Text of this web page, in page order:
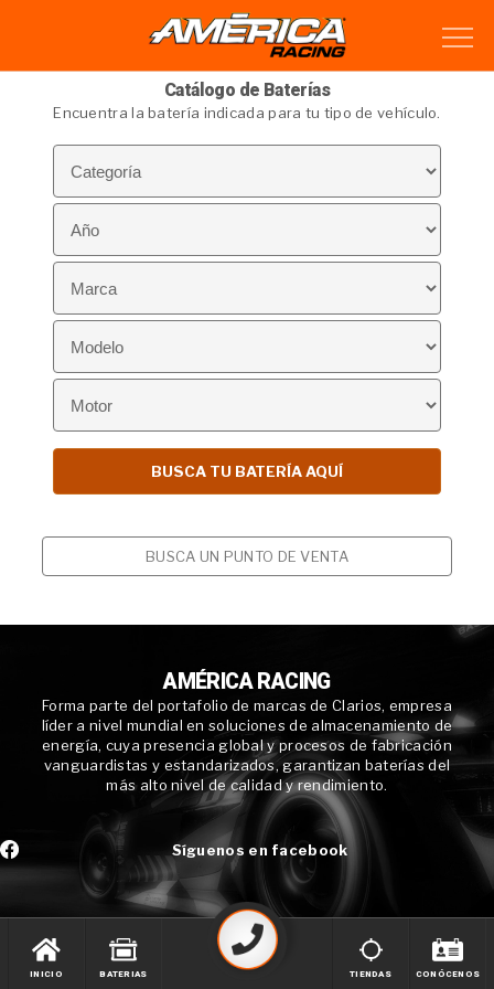
Catálogo de Baterías
Encuentra la batería indicada para tu tipo de vehículo.
BUSCA UN PUNTO DE VENTA
AMÉRICA RACING
Forma parte del portafolio de marcas de Clarios, empresa
líder a nivel mundial en soluciones de almacenamiento de
energía, cuya presencia global y procesos de fabricación
vanguardistas y estandarizados, garantizan baterías del
más alto nivel de calidad y rendimiento.
Síguenos en facebook
INICIO BATERIAS TIENDAS CONÓCENOS